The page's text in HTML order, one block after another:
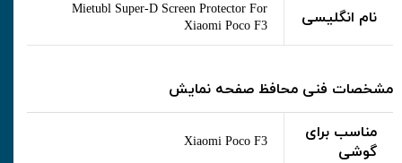
نام انگلیسی
Mietubl Super-D Screen Protector For
Xiaomi Poco F3
مشخصات فنی محافظ صفحه نمایش
مناسب برای
گوشی
Xiaomi Poco F3